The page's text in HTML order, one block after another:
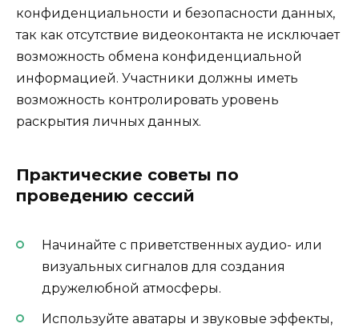
конфиденциальности и безопасности данных,
так как отсутствие видеоконтакта не исключает
возможность обмена конфиденциальной
информацией. Участники должны иметь
возможность контролировать уровень
раскрытия личных данных.
Практические советы по
проведению сессий
Начинайте с приветственных аудио- или
визуальных сигналов для создания
дружелюбной атмосферы.
Используйте аватары и звуковые эффекты,